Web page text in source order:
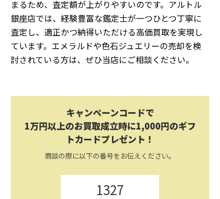
まるため、査定額が上がりやすいのです。アルトル
銀座店では、経験豊富な鑑定士が一つひとつ丁寧に
査定し、適正かつ納得いただける高価買取を実現し
ています。エメラルドや色石ジュエリーの売却を検
討されている方は、ぜひ当店にご相談ください。
キャンペーンコードで
1万円以上のお買取成立時に1,000円のギフ
トカードプレゼント！
商談の際に以下の番号をお伝えください。
1327